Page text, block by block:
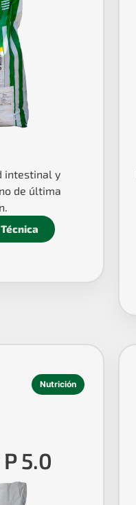
intestinal y
de última
Nutrición
5.0